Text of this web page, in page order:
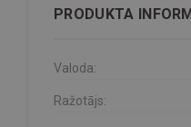
PRODUKTA
Valoda:
Ražotājs: